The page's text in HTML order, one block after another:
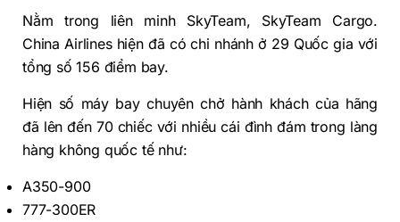
Nằm trong liên minh SkyTeam, SkyTeam Cargo.
China Airlines hiện đã có chi nhánh ở 29 Quốc gia với
tổng số 156 điểm bay.
Hiện số máy bay chuyên chở hành khách của hãng
đã lên đến 70 chiếc với nhiều cái đình đám trong làng
hàng không quốc tế như:
A350-900
777-300ER